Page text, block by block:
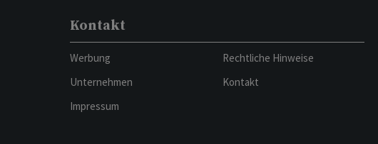
Kontakt
Werbung
Unternehmen
Impressum
Rechtliche Hinweise
Kontakt